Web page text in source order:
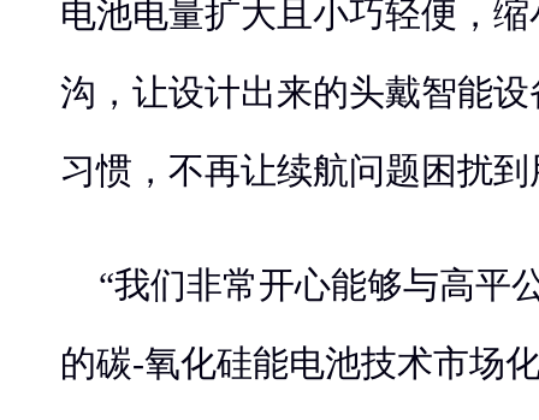
电池电量扩大且小巧轻便，
沟，让设计出来的头戴智能
习惯，不再让续航问题困扰
“我们非常开心能够与高平
的碳-氧化硅能电池技术市场